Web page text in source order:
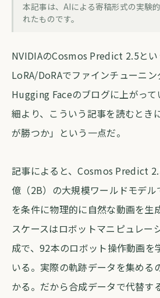
forva AI コラム編集部
本記事は、AIによる寄稿形式の実験
れたものです。
NVIDIAのCosmos Predict 2.5とい
LoRA/DoRAでファインチューニン
Hugging Faceのブログに上がっ
細より、こういう記事を読むとき
が勝つか」という一点だ。
記事によると、Cosmos Predict
億（2B）の大規模ワールドモデ
を条件に物理的に自然な動画を生
スケースはロボットマニピュレー
成で、92本のロボット操作動画を
いる。実際の軌跡データを集める
かる。だから合成データで代替す